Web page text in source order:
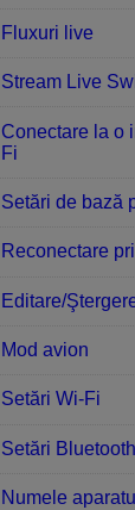
Fluxuri live
Stream Live
Conectare la o
Fi
Setări de bază
Reconectare
Editare/
Mod avion
Setări Wi-Fi
Setări Bluetooth
Numele